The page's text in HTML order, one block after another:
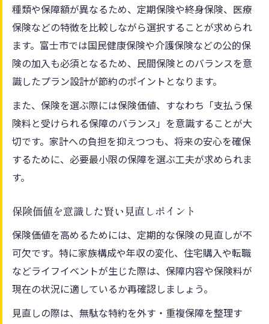
国民健康保険の減免条件を具体的に解説
介護保険料減免のポイントと注意事項
生活変化時の保険減免相談の活用法
保険価値で家計を守る静岡県富士市の知恵
保険価値を意識した家計管理の基本
収入に応じた保険料の見直しポイント
保険と家計のバランスを取るコツ
保険価値を高める支払い方法の工夫
保険価値と保険料の地域差を理解する
富士市と周辺自治体の保険料水準を比較
国民健康保険料を地域別にチェック
保険料が安い自治体選びの注意点
転居を考える場合の保険価値の見極め方
保険負担軽減策を富士市から考える方法
種類や保障額が異なるため、定期保険や終身保険、医療
保険などの特徴を比較しながら選択することが求められ
ます。富士市では国民健康保険や介護保険などの公的保
険の加入も必須となるため、民間保険とのバランスを意
識したプラン設計が節約のポイントとなります。
また、保険を選ぶ際には保険価値、すなわち「支払う保
険料と受けられる保障のバランス」を意識することが大
切です。家計への負担を抑えつつも、将来の安心を確保
するために、必要最小限の保障を選ぶ工夫が求められま
す。
保険価値を意識した賢い見直しポイント
保険価値を高めるためには、定期的な保険の見直しが不
可欠です。特に家族構成や年収の変化、住宅購入や転職
などライフイベントが生じた際は、保障内容や保険料が
現在の状況に適しているか再確認しましょう。
見直しの際は、無駄な特約を外す・重複保障を整理す